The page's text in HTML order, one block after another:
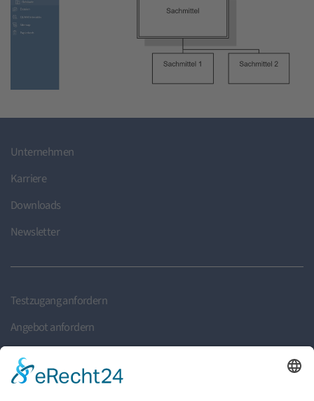
Unternehmen
Karriere
Downloads
Newsletter
Testzugang anfordern
Angebot anfordern
Rückruf anfordern
Partner finden